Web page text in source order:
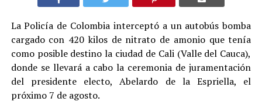
La Policía de Colombia interceptó a un autobús bomba
cargado con 420 kilos de nitrato de amonio que tenía
como posible destino la ciudad de Cali (Valle del Cauca),
donde se llevará a cabo la ceremonia de juramentación
del presidente electo, Abelardo de la Espriella, el
próximo 7 de agosto.